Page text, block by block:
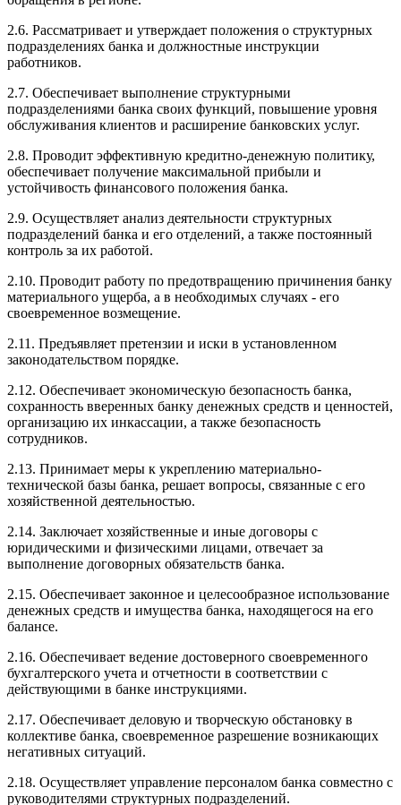
2.6. Рассматривает и утверждает положения о структурных
подразделениях банка и должностные инструкции
работников.
2.7. Обеспечивает выполнение структурными
подразделениями банка своих функций, повышение уровня
обслуживания клиентов и расширение банковских услуг.
2.8. Проводит эффективную кредитно-денежную политику,
обеспечивает получение максимальной прибыли и
устойчивость финансового положения банка.
2.9. Осуществляет анализ деятельности структурных
подразделений банка и его отделений, а также постоянный
контроль за их работой.
2.10. Проводит работу по предотвращению причинения банку
материального ущерба, а в необходимых случаях - его
своевременное возмещение.
2.11. Предъявляет претензии и иски в установленном
законодательством порядке.
2.12. Обеспечивает экономическую безопасность банка,
сохранность вверенных банку денежных средств и ценностей,
организацию их инкассации, а также безопасность
сотрудников.
2.13. Принимает меры к укреплению материально-
технической базы банка, решает вопросы, связанные с его
хозяйственной деятельностью.
2.14. Заключает хозяйственные и иные договоры с
юридическими и физическими лицами, отвечает за
выполнение договорных обязательств банка.
2.15. Обеспечивает законное и целесообразное использование
денежных средств и имущества банка, находящегося на его
балансе.
2.16. Обеспечивает ведение достоверного своевременного
бухгалтерского учета и отчетности в соответствии с
действующими в банке инструкциями.
2.17. Обеспечивает деловую и творческую обстановку в
коллективе банка, своевременное разрешение возникающих
негативных ситуаций.
2.18. Осуществляет управление персоналом банка совместно с
руководителями структурных подразделений.